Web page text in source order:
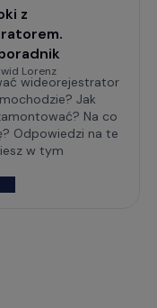
z
Lorenz
wideorejestrator
Jak
Na co
Odpowiedzi na te
w tym